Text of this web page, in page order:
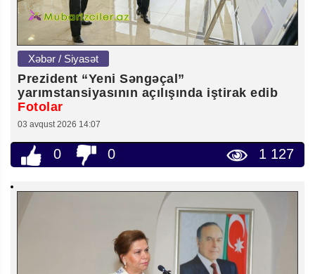
Xəbər / Siyasət
Prezident “Yeni Səngəçal”
yarımstansiyasının açılışında iştirak edib
Fotolar
03 avqust 2026 14:07
0 0 1 127